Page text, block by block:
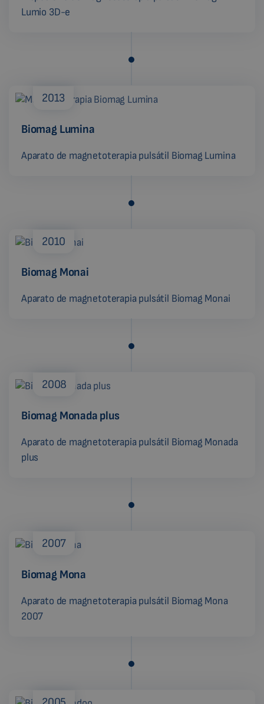
Lumio 3D-e
2013
Biomag Lumina
Aparato de magnetoterapia pulsátil Biomag Lumina
2010
Biomag Monai
Aparato de magnetoterapia pulsátil Biomag Monai
2008
Biomag Monada plus
Aparato de magnetoterapia pulsátil Biomag Monada
plus
2007
Biomag Mona
Aparato de magnetoterapia pulsátil Biomag Mona
2007